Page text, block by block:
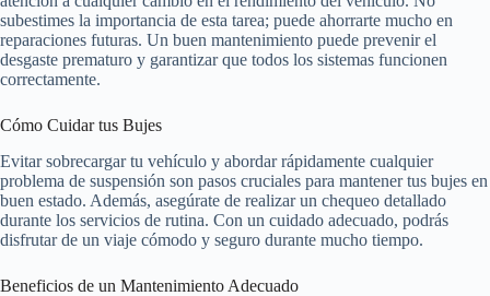
subestimes la importancia de esta tarea; puede ahorrarte mucho en
reparaciones futuras. Un buen mantenimiento puede prevenir el
desgaste prematuro y garantizar que todos los sistemas funcionen
correctamente.
Cómo Cuidar tus Bujes
Evitar sobrecargar tu vehículo y abordar rápidamente cualquier
problema de suspensión son pasos cruciales para mantener tus bujes en
buen estado. Además, asegúrate de realizar un chequeo detallado
durante los servicios de rutina. Con un cuidado adecuado, podrás
disfrutar de un viaje cómodo y seguro durante mucho tiempo.
Beneficios de un Mantenimiento Adecuado